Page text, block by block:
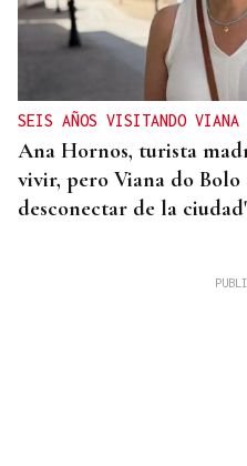
SEIS AÑOS VISITANDO VIANA
Ana Hornos, turista
vivir, pero Viana do Bolo
desconectar de la